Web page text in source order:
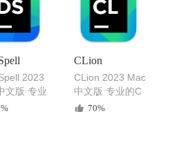
2023
文版 专业
据分析开
CLion
CLion 2023 Mac
中文版 专业的C
语言和C++开发工
70%